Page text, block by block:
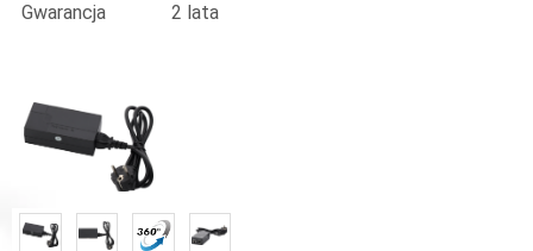
Gwarancja
2 lata